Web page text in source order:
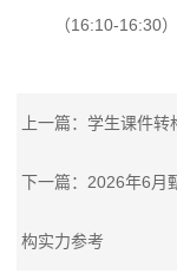
（16:10-16:30）
上一篇：学生课件
下一篇：2026年6月
构实力参考